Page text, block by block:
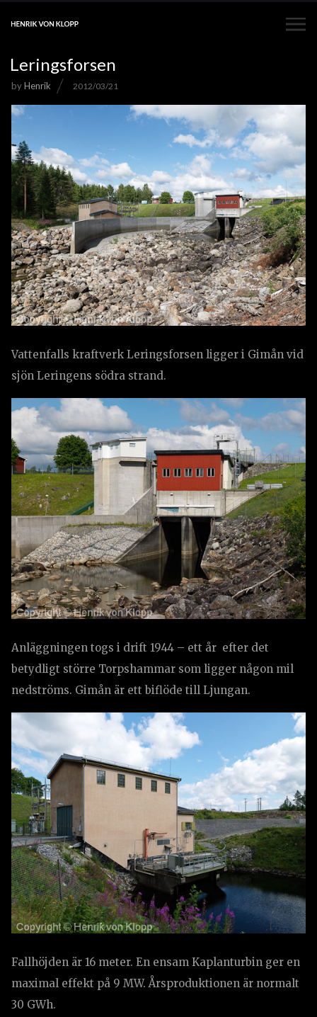
Leringsforsen
byHenrik 2012/03/21
Vattenfalls kraftverk Leringsforsen ligger i Gimån vid
sjön Leringens södra strand.
Anläggningen togs i drift 1944 – ett år efter det
betydligt större Torpshammar som ligger någon mil
nedströms. Gimån är ett biflöde till Ljungan.
Fallhöjden är 16 meter. En ensam Kaplanturbin ger en
maximal effekt på 9 MW. Årsproduktionen är normalt
30 GWh.